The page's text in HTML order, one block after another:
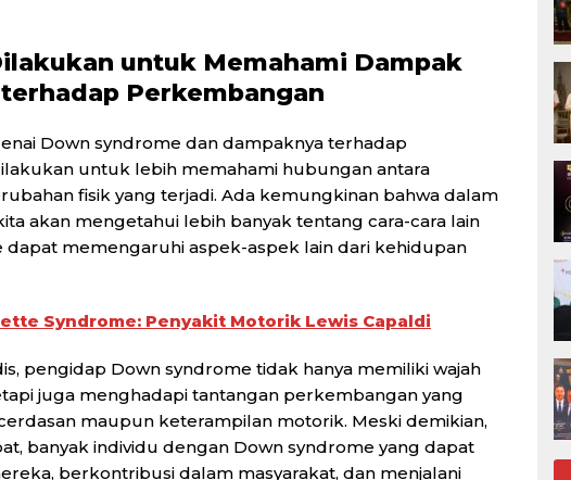
untuk Memahami Dampak
Perkembangan
Down syndrome dan dampaknya terhadap
untuk lebih memahami hubungan antara
fisik yang terjadi. Ada kemungkinan bahwa dalam
akan mengetahui lebih banyak tentang cara-cara lain
dapat memengaruhi aspek-aspek lain dari kehidupan
Syndrome: Penyakit Motorik Lewis Capaldi
pengidap Down syndrome tidak hanya memiliki wajah
juga menghadapi tantangan perkembangan yang
maupun keterampilan motorik. Meski demikian,
banyak individu dengan Down syndrome yang dapat
berkontribusi dalam masyarakat, dan menjalani